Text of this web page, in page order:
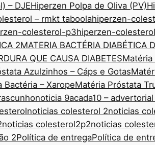
– DJEHiperzen Polpa de Oliva (PV)
– rmkt taboolahiperzen-
colesterol-p3hiperzen-
2MATERIA BACTÉRIA DIABÉTICA
QUE CAUSA DIABETESMatéria
Azulzinhos – Cáps e Gotas
Bactéria – XaropeMatéria Próstata
noticia 9acada10 –
noticias colesterol 2noticias
noticias colesterol2p2noticias
2Política de entregaPolítica de